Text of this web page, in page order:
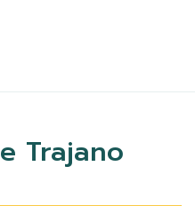
Trajano